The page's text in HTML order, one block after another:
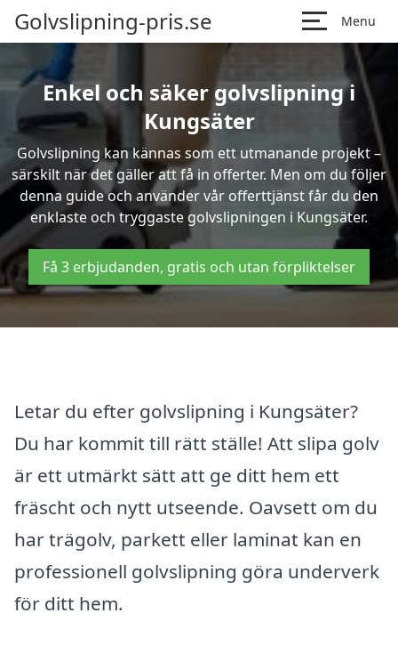
Golvslipning-pris.se Menu
Enkel och säker golvslipning i
Kungsäter
Golvslipning kan kännas som ett utmanande projekt –
särskilt när det gäller att få in offerter. Men om du följer
denna guide och använder vår offerttjänst får du den
enklaste och tryggaste golvslipningen i Kungsäter.
Få 3 erbjudanden, gratis och utan förpliktelser
Letar du efter golvslipning i Kungsäter?
Du har kommit till rätt ställe! Att slipa golv
är ett utmärkt sätt att ge ditt hem ett
fräscht och nytt utseende. Oavsett om du
har trägolv, parkett eller laminat kan en
professionell golvslipning göra underverk
för ditt hem.